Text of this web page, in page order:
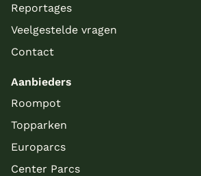
Reportages
Veelgestelde vragen
Contact
Aanbieders
Roompot
Topparken
Europarcs
Center Parcs